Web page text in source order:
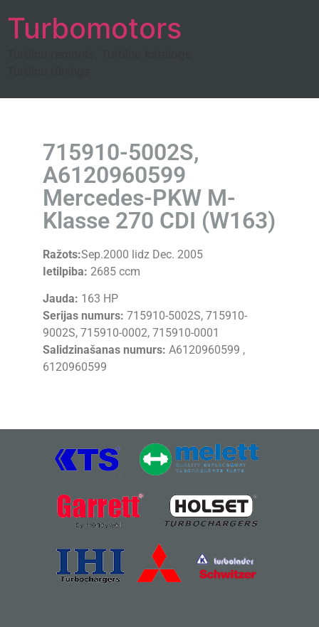
Turbomotors
715910-5002S,
A6120960599
Mercedes-PKW M-
Klasse 270 CDI (W163)
Ražots:Sep.2000 lidz Dec. 2005
Ietilpiba: 2685 ccm
Jauda: 163 HP
Serijas numurs: 715910-5002S, 715910-
9002S, 715910-0002, 715910-0001
Salidzinašanas numurs: A6120960599 ,
6120960599